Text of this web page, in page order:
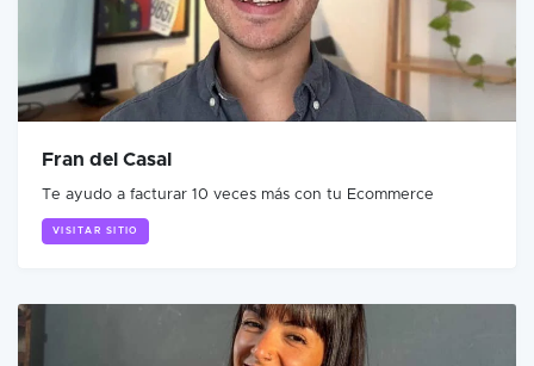
Fran del Casal
Te ayudo a facturar 10 veces más con tu Ecommerce
VISITAR SITIO